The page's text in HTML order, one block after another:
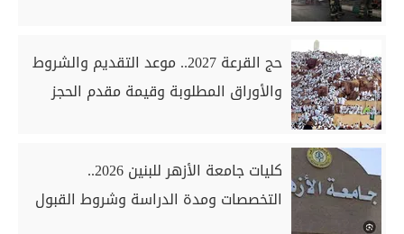
حج القرعة 2027.. موعد التقديم والشروط
والأوراق المطلوبة وقيمة مقدم الحجز
كليات جامعة الأزهر للبنين 2026..
التخصصات ومدة الدراسة وشروط القبول